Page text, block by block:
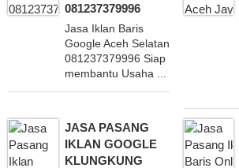
081237379996
Jasa Iklan Baris
Google Aceh Selatan
081237379996 Siap
membantu Usaha ...
JASA PASANG
IKLAN GOOGLE
KLUNGKUNG